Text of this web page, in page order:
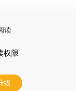
读
权限
级